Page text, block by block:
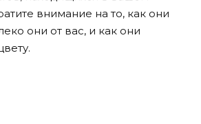
внимание на то, как они
они от вас, и как они